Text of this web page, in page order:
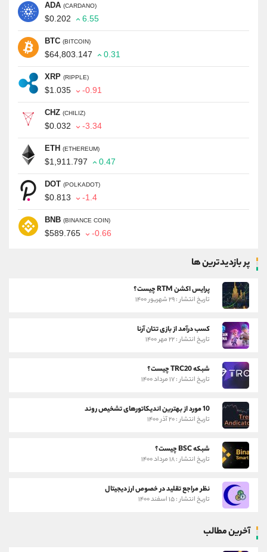
ADA (CARDANO)
$0.202 6.55
BTC (BITCOIN)
$64,803.147 0.31
XRP (RIPPLE)
$1.035 -0.91
CHZ (CHILIZ)
$0.032 -3.34
ETH (ETHEREUM)
$1,911.797 0.47
DOT (POLKADOT)
$0.813 -1.4
BNB (BINANCE COIN)
$589.765 -0.66
پر بازدیدترین ها
پرایس اکشن RTM چیست؟
تاریخ انتشار : ۲۹ شهریور ۱۴۰۰
کسب درآمد از بازی تتان آرنا
تاریخ انتشار : ۲۲ مهر ۱۴۰۰
شبکه TRC20 چیست؟
تاریخ انتشار : ۱۷ مرداد ۱۴۰۰
10 مورد از بهترین اندیکاتورهای تشخیص روند
تاریخ انتشار : ۲۰ آذر ۱۴۰۰
شبکه BSC چیست؟
تاریخ انتشار : ۱۸ مرداد ۱۴۰۰
نظر مراجع تقلید در خصوص ارز دیجیتال
تاریخ انتشار : ۱۵ اسفند ۱۴۰۰
آخرین مطالب